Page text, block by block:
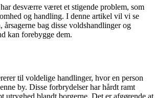
desværre været et stigende problem, som
og handling. I denne artikel vil vi se
årsagerne bag disse voldshandlinger og
kan forebygge dem.
til voldelige handlinger, hvor en person
by. Disse forbrydelser har hårdt ramt
utryghed blandt borgerne. Det er afgørende at